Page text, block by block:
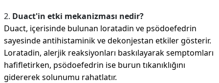
2. Duact'in etki mekanizması nedir?
Duact, içerisinde bulunan loratadin ve psödoefedrin
sayesinde antihistaminik ve dekonjestan etkiler gösterir.
Loratadin, alerjik reaksiyonları baskılayarak semptomları
hafifletirken, psödoefedrin ise burun tıkanıklığını
gidererek solunumu rahatlatır.